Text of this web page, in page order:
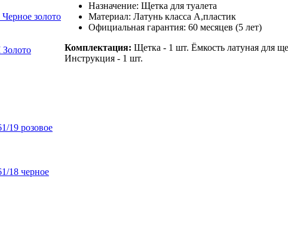
золото
Золото
19 розовое
18 черное
Назначение: Щетка для туалета
Материал: Латунь класса А,пластик
Официальная гарантия: 60 месяцев (5 лет)
Комплектация: Щетка - 1 шт. Ёмкость латуная для
Инструкция - 1 шт.